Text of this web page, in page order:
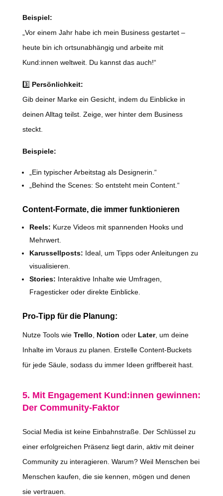
Beispiel:
„Vor einem Jahr habe ich mein Business gestartet –
heute bin ich ortsunabhängig und arbeite mit
Kund:innen weltweit. Du kannst das auch!“
3️⃣ Persönlichkeit:
Gib deiner Marke ein Gesicht, indem du Einblicke in
deinen Alltag teilst. Zeige, wer hinter dem Business
steckt.
Beispiele:
„Ein typischer Arbeitstag als Designerin.“
„Behind the Scenes: So entsteht mein Content.“
Content-Formate, die immer funktionieren
Reels: Kurze Videos mit spannenden Hooks und
Mehrwert.
Karussellposts: Ideal, um Tipps oder Anleitungen zu
visualisieren.
Stories: Interaktive Inhalte wie Umfragen,
Fragesticker oder direkte Einblicke.
Pro-Tipp für die Planung:
Nutze Tools wie Trello Notion oder Later, um deine
Inhalte im Voraus zu planen. Erstelle Content-Buckets
für jede Säule, sodass du immer Ideen griffbereit hast.
5. Mit Engagement Kund:innen gewinnen:
Der Community-Faktor
Social Media ist keine Einbahnstraße. Der Schlüssel zu
einer erfolgreichen Präsenz liegt darin, aktiv mit deiner
Community zu interagieren. Warum? Weil Menschen bei
Menschen kaufen, die sie kennen, mögen und denen
sie vertrauen.